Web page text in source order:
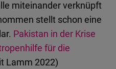
miteinander verknüpft
stellt schon eine
Pakistan in der Krise
für die
Lamm 2022)